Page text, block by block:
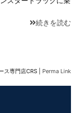
続きを読む
ス専門店CRS Perma Link